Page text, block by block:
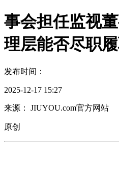
事会担任监视
理层能否尽职
发布时间：
2025-12-17 15:27
来源： JIUYOU.com官方网站
原创